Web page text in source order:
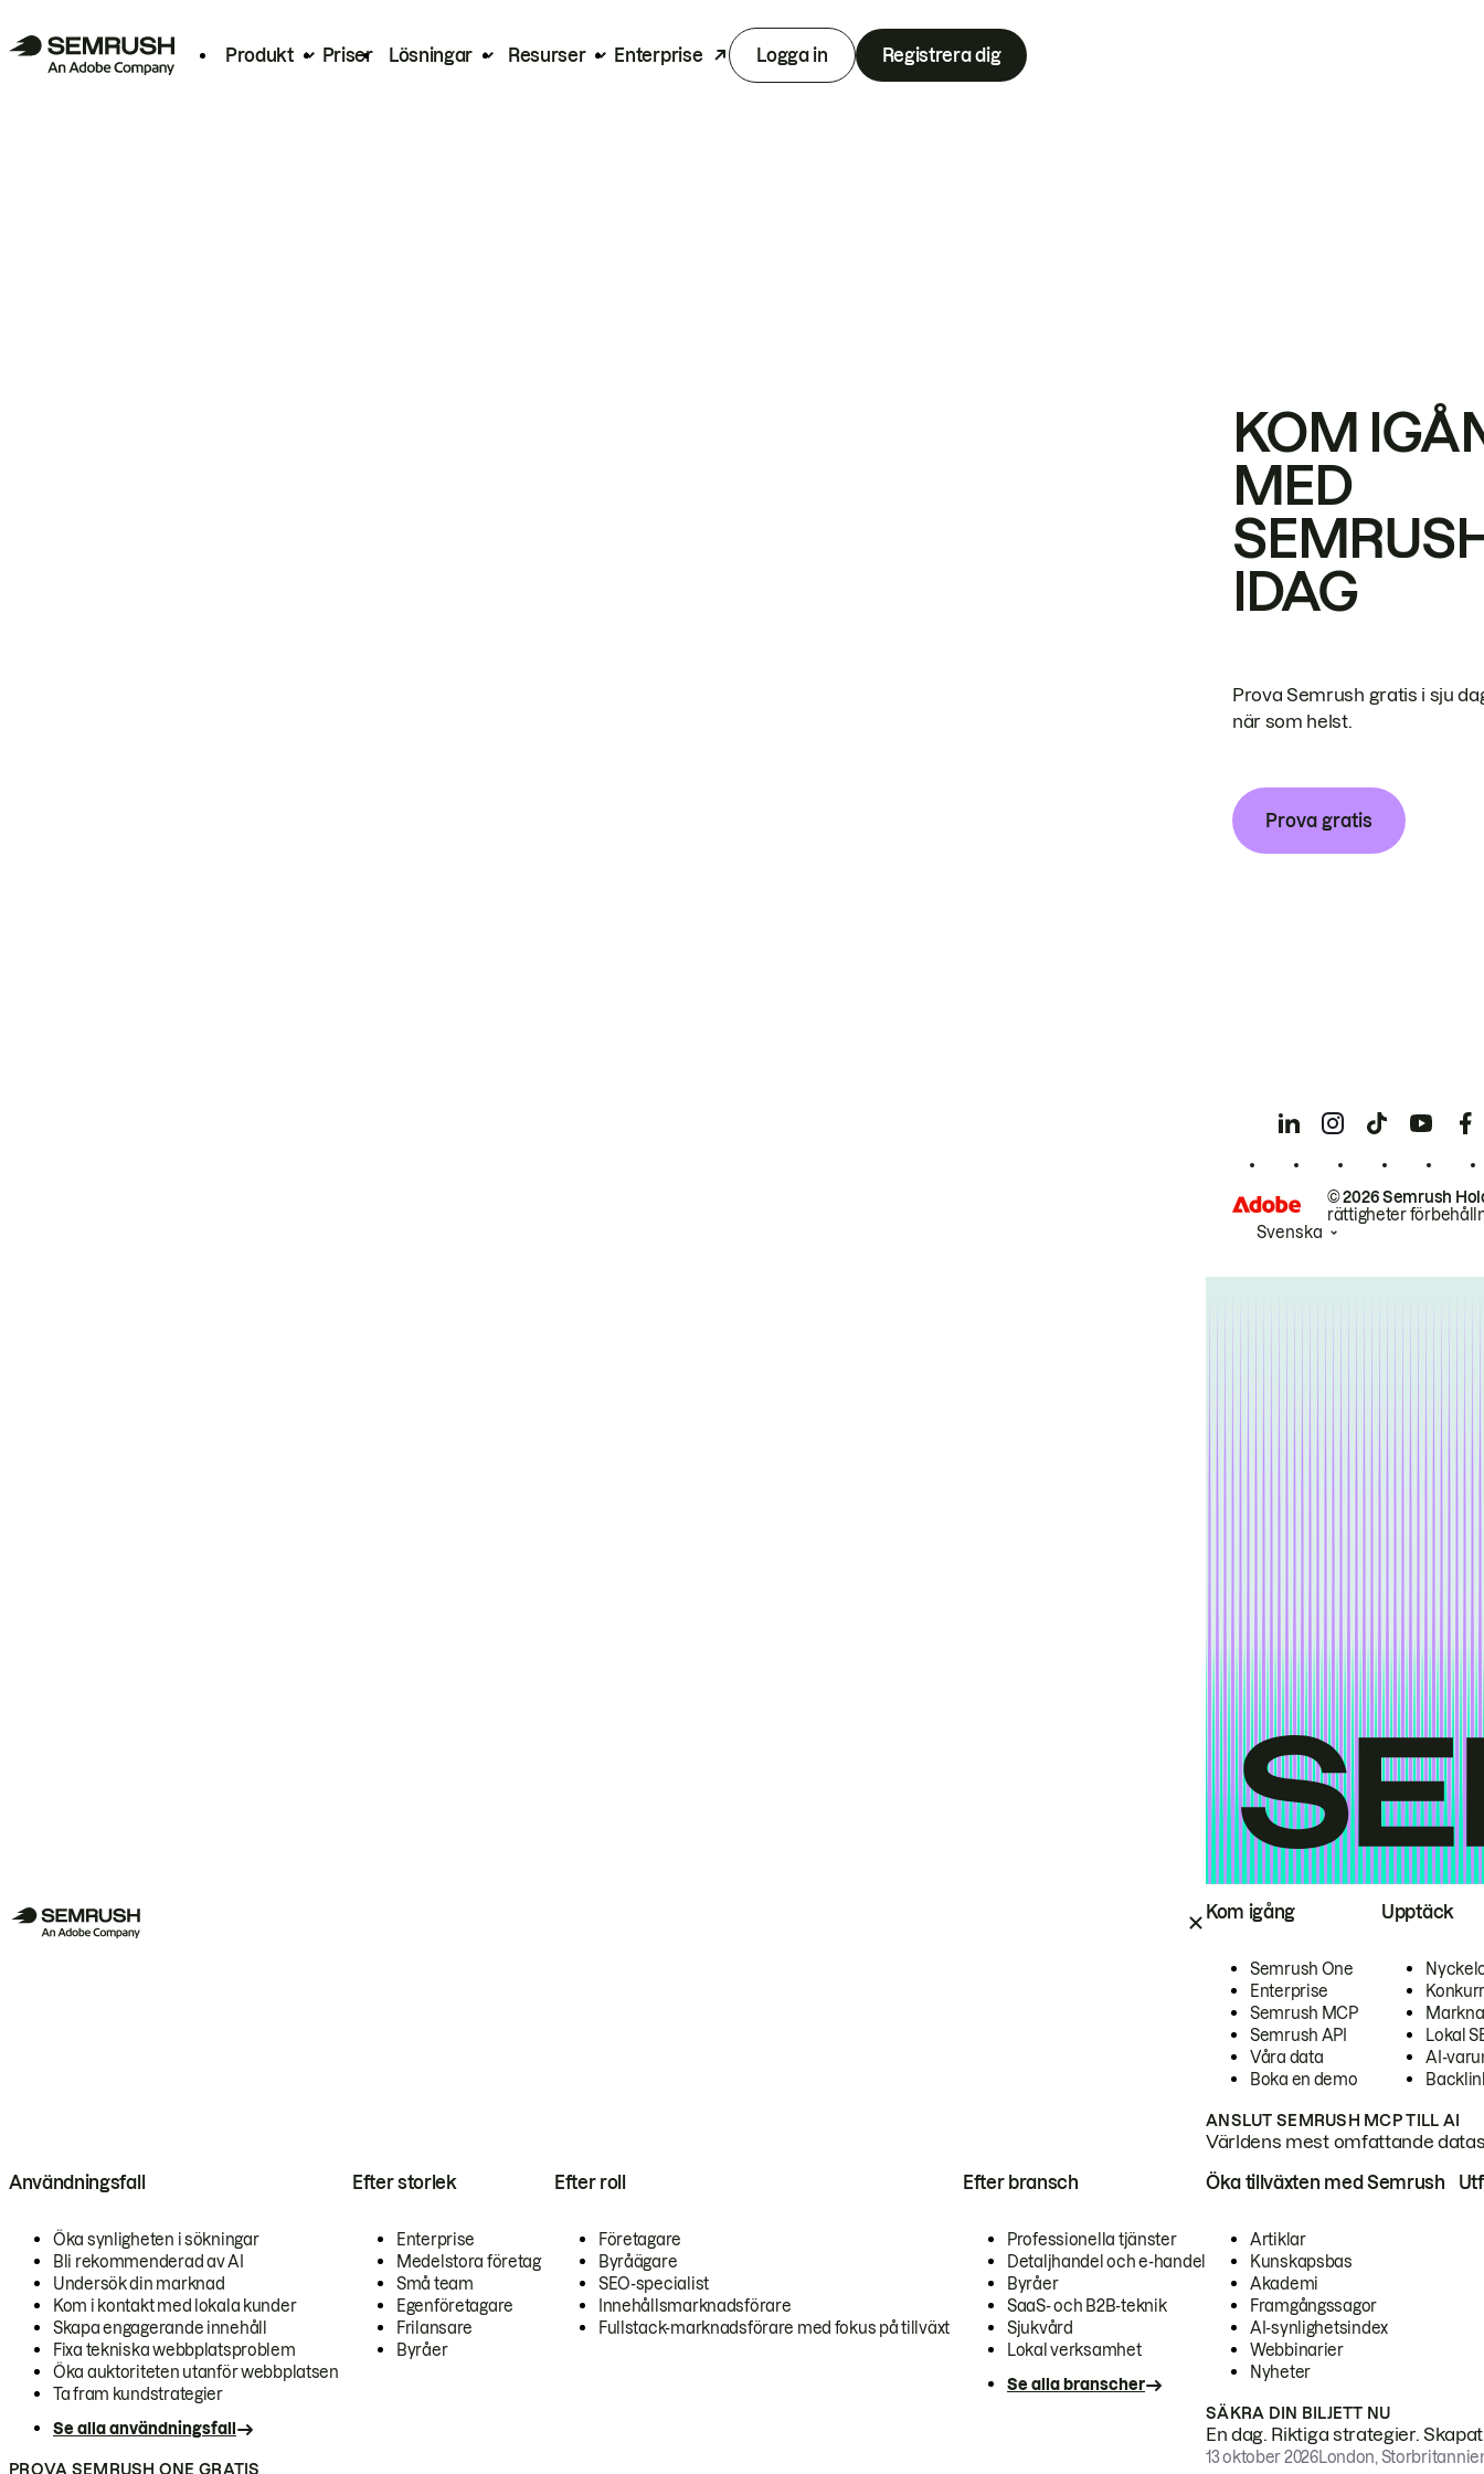
Produkt Priser Lösningar Resurser Enterprise Logga in Registrera dig
Kom igång
Semrush One
Enterprise
Semrush MCP
Semrush API
Våra data
Boka en demo
Upptäck
Lokal
AI-
ANSLUT SEMRUSH MCP TILL AI
Världens mest omfattande
Användningsfall
Öka synligheten i sökningar
Bli rekommenderad av AI
Undersök din marknad
Kom i kontakt med lokala kunder
Skapa engagerande innehåll
Fixa tekniska webbplatsproblem
Öka auktoriteten utanför webbplatsen
Ta fram kundstrategier
Se alla användningsfall
Efter storlek
Enterprise
Medelstora företag
Små team
Egenföretagare
Frilansare
Byråer
Efter roll
Företagare
Byråägare
SEO-specialist
Innehållsmarknadsförare
Fullstack-marknadsförare med fokus på tillväxt
Efter bransch
Professionella tjänster
Detaljhandel och e-handel
Byråer
SaaS- och B2B-teknik
Sjukvård
Lokal verksamhet
Se alla branscher
PROVA SEMRUSH ONE GRATIS
Öka tillväxten med Semrush
Artiklar
Kunskapsbas
Akademi
Framgångssagor
AI-synlighetsindex
Webbinarier
Nyheter
SÄKRA DIN BILJETT NU
En dag. Riktiga strategier.
13 oktober 2026London,
KOM
MED
IDAG
Prova Semrush gratis i sju
när som helst.
Prova gratis
© 2026 Semrush
rättigheter
Svenska